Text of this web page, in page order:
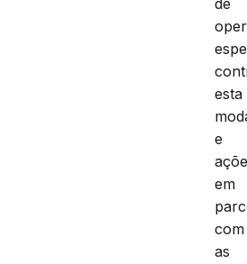
de
esta
e
em
com
as